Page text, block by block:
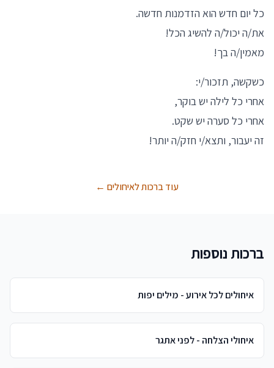
כל יום חדש הוא הזדמנות חדשה.
את/ה יכול/ה להשיג הכל!
מאמין/ה בך!
כשקשה, תזכור/י:
אחרי כל לילה יש בוקר,
אחרי כל סערה יש שקט.
זה יעבור, ותצא/י חזק/ה יותר!
עוד ברכות לאיחולים ←
ברכות נוספות
איחולים לכל אירוע - מילים יפות
איחולי הצלחה - לפני אתגר